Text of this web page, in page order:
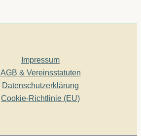
Impressum
AGB & Vereinsstatuten
Datenschutzerklärung
Cookie-Richtlinie (EU)